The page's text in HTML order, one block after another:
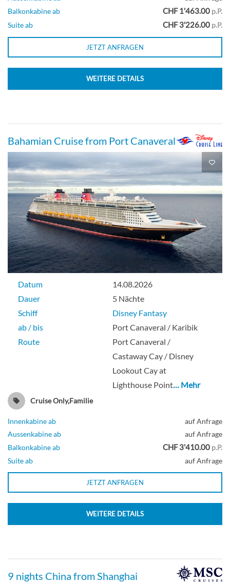
Balkonkabine ab
CHF 1'463.00 p.P.
Suite ab
CHF 3'226.00 p.P.
JETZT ANFRAGEN
WEITERE DETAILS
Bahamian Cruise from Port Canaveral
Datum
14.08.2026
Dauer
5 Nächte
Schiff
Disney Fantasy
ab / bis
Port Canaveral / Karibik
Route
Port Canaveral /
Castaway Cay / Disney
Lookout Cay at
Lighthouse Point… Mehr
Cruise Only,Familie
Innenkabine ab
auf Anfrage
Aussenkabine ab
auf Anfrage
Balkonkabine ab
CHF 3'410.00 p.P.
Suite ab
auf Anfrage
JETZT ANFRAGEN
WEITERE DETAILS
9 nights China from Shanghai